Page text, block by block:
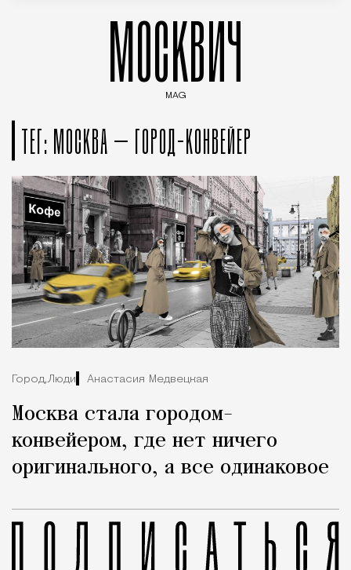
МОСКВИЧ
MAG
ТЕГ: МОСКВА – ГОРОД-КОНВЕЙЕР
Город,Люди Анастасия Медвецкая
Москва стала городом-
конвейером, где нет ничего
оригинального, а все одинаковое